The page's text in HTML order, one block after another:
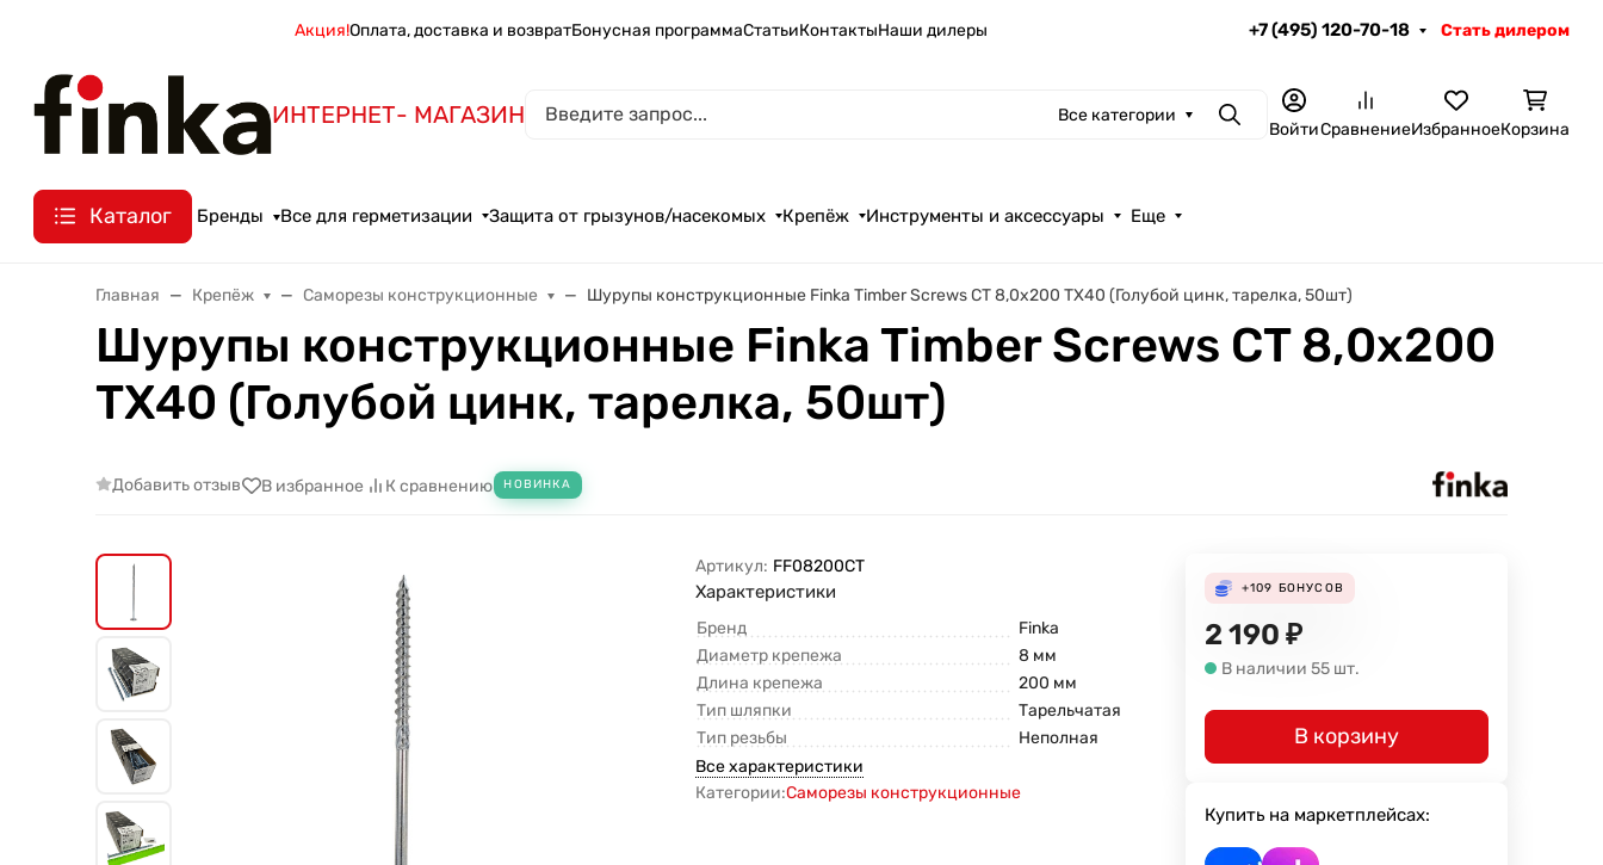
Акция!Оплата, доставка и возвратБонусная программаСтатьиКонтактыНаши дилеры +7 (495) 120-70-18 Стать дилером
ИНТЕРНЕТ- МАГАЗИН Все категории ПоискВойтиСравнениеИзбранноеКорзина
Каталог Бренды Все для герметизации Защита от грызунов/насекомых Крепёж Инструменты и аксессуары Еще
Главная Крепёж Саморезы конструкционные Шурупы конструкционные Finka Timber Screws CT 8,0x200 TX40 (Голубой цинк, тарелка, 50шт)
Шурупы конструкционные Finka Timber Screws CT 8,0x200
TX40 (Голубой цинк, тарелка, 50шт)
Добавить отзыв В избранное К сравнению НОВИНКА
Артикул: FF08200CT
Характеристики
Бренд
Finka
Диаметр крепежа
8 мм
Длина крепежа
200 мм
Тип шляпки
Тарельчатая
Тип резьбы
Неполная
Все характеристики
Категории:Саморезы конструкционные
+109 БОНУСОВ
2 190 ₽
В наличии 55 шт.
В корзину
Купить на маркетплейсах: